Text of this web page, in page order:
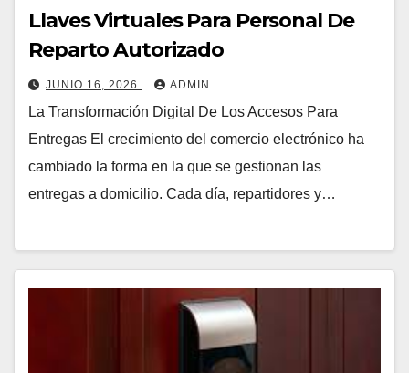
Llaves Virtuales Para Personal De
Reparto Autorizado
JUNIO 16, 2026 ADMIN
La Transformación Digital De Los Accesos Para
Entregas El crecimiento del comercio electrónico ha
cambiado la forma en la que se gestionan las
entregas a domicilio. Cada día, repartidores y…